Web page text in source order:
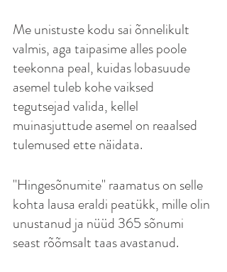
Me unistuste kodu sai õnnelikult
valmis, aga taipasime alles poole
teekonna peal, kuidas lobasuude
asemel tuleb kohe vaiksed
tegutsejad valida, kellel
muinasjuttude asemel on reaalsed
tulemused ette näidata.
"Hingesõnumite" raamatus on selle
kohta lausa eraldi peatükk, mille olin
unustanud ja nüüd 365 sõnumi
seast rõõmsalt taas avastanud.